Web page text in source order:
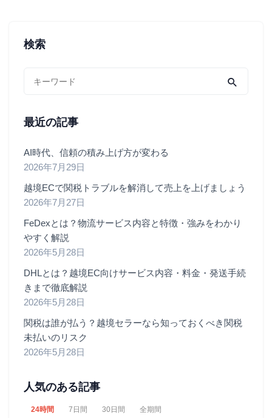
検索
最近の記事
AI時代、信頼の積み上げ方が変わる
2026年7月29日
越境ECで関税トラブルを解消して売上を上げましょう
2026年7月27日
FeDexとは？物流サービス内容と特徴・強みをわかり
やすく解説
2026年5月28日
DHLとは？越境EC向けサービス内容・料金・発送手続
きまで徹底解説
2026年5月28日
関税は誰が払う？越境セラーなら知っておくべき関税
未払いのリスク
2026年5月28日
人気のある記事
24時間 7日間 30日間 全期間